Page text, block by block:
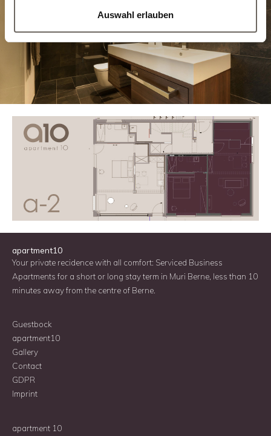
Auswahl erlauben
apartment10
Your private recidence with all comfort: Serviced Business
Apartments for a short or long stay term in Muri Berne, less than 10
minutes away from the centre of Berne.
Guestbock
apartment10
Gallery
Contact
GDPR
Imprint
apartment 10